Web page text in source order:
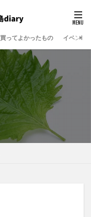
買ってよかったもの イベント